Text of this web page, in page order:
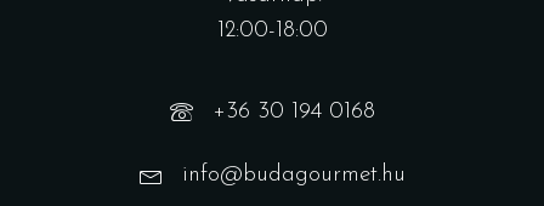
12:00-18:00
+36 30 194 0168
info@budagourmet.hu